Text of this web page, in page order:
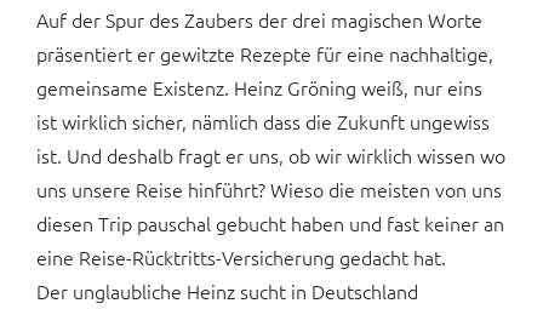
Auf der Spur des Zaubers der drei magischen Worte
präsentiert er gewitzte Rezepte für eine nachhaltige,
gemeinsame Existenz. Heinz Gröning weiß, nur eins
ist wirklich sicher, nämlich dass die Zukunft ungewiss
ist. Und deshalb fragt er uns, ob wir wirklich wissen wo
uns unsere Reise hinführt? Wieso die meisten von uns
diesen Trip pauschal gebucht haben und fast keiner an
eine Reise-Rücktritts-Versicherung gedacht hat.
Der unglaubliche Heinz sucht in Deutschland